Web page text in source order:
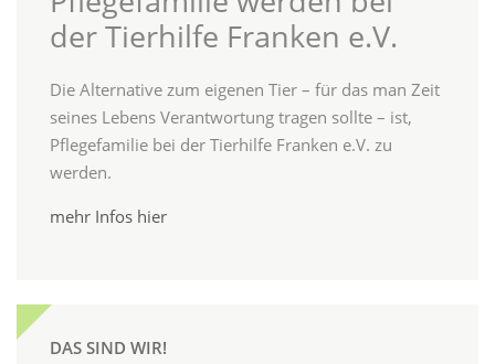
der Tierhilfe Franken e.V.
Die Alternative zum eigenen Tier – für das man Zeit
seines Lebens Verantwortung tragen sollte – ist,
Pflegefamilie bei der Tierhilfe Franken e.V. zu
werden.
mehr Infos hier
DAS SIND WIR!